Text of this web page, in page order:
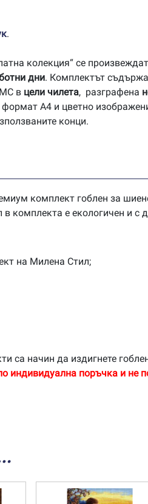
.
колекция“ се произвеждат
дни. Комплектът
в цели чилета, разграфена
А4 и цветно
конци.
комплект гоблен за
комплекта е екологичен и с
на Милена Стил;
са начин да издигнете
индивидуална поръчка и не